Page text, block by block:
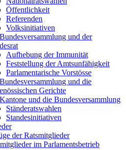
Öffentlichkeit
Referenden
Volksinitiativen
und der
Aufhebung der Immunität
Feststellung der Amtsunfähigkeit
Parlamentarische Vorstösse
und die
Gerichte
und die Bundesversammlung
Ständeratswahlen
Standesinitiativen
der Ratsmitglieder
im Parlamentsbetrieb